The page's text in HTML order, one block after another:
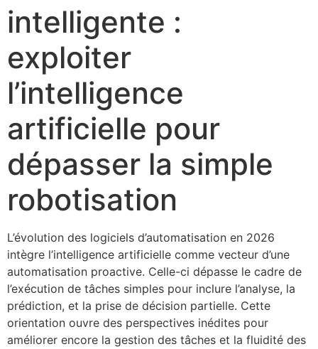
intelligente :
exploiter
l’intelligence
artificielle pour
dépasser la simple
robotisation
L’évolution des logiciels d’automatisation en 2026
intègre l’intelligence artificielle comme vecteur d’une
automatisation proactive. Celle-ci dépasse le cadre de
l’exécution de tâches simples pour inclure l’analyse, la
prédiction, et la prise de décision partielle. Cette
orientation ouvre des perspectives inédites pour
améliorer encore la gestion des tâches et la fluidité des